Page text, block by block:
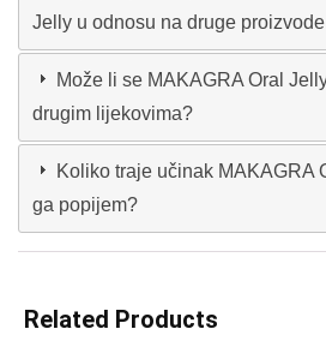
Jelly u odnosu na druge
Može li se MAKAGRA Oral
drugim lijekovima?
Koliko traje učinak MAKAGRA
ga popijem?
Related Products